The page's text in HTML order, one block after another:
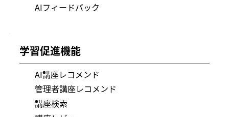
​AIフィードバック
学習促進機能
AI講座レコメンド
管理者講座レコメンド
講座検索